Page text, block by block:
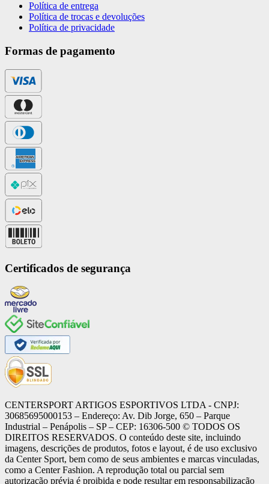
Política de entrega
Política de trocas e devoluções
Política de privacidade
Formas de pagamento
Certificados de segurança
CENTERSPORT ARTIGOS ESPORTIVOS LTDA - CNPJ:
30685695000153 – Endereço: Av. Dib Jorge, 650 – Parque
Industrial – Penápolis – SP – CEP: 16306-500 ©️ TODOS OS
DIREITOS RESERVADOS. O conteúdo deste site, incluindo
imagens, descrições de produtos, fotos e layout, é de uso exclusivo
da Center Sport, bem como de seus ambientes e marcas vinculadas,
como a Center Fashion. A reprodução total ou parcial sem
autorização prévia é proibida e pode resultar em responsabilização